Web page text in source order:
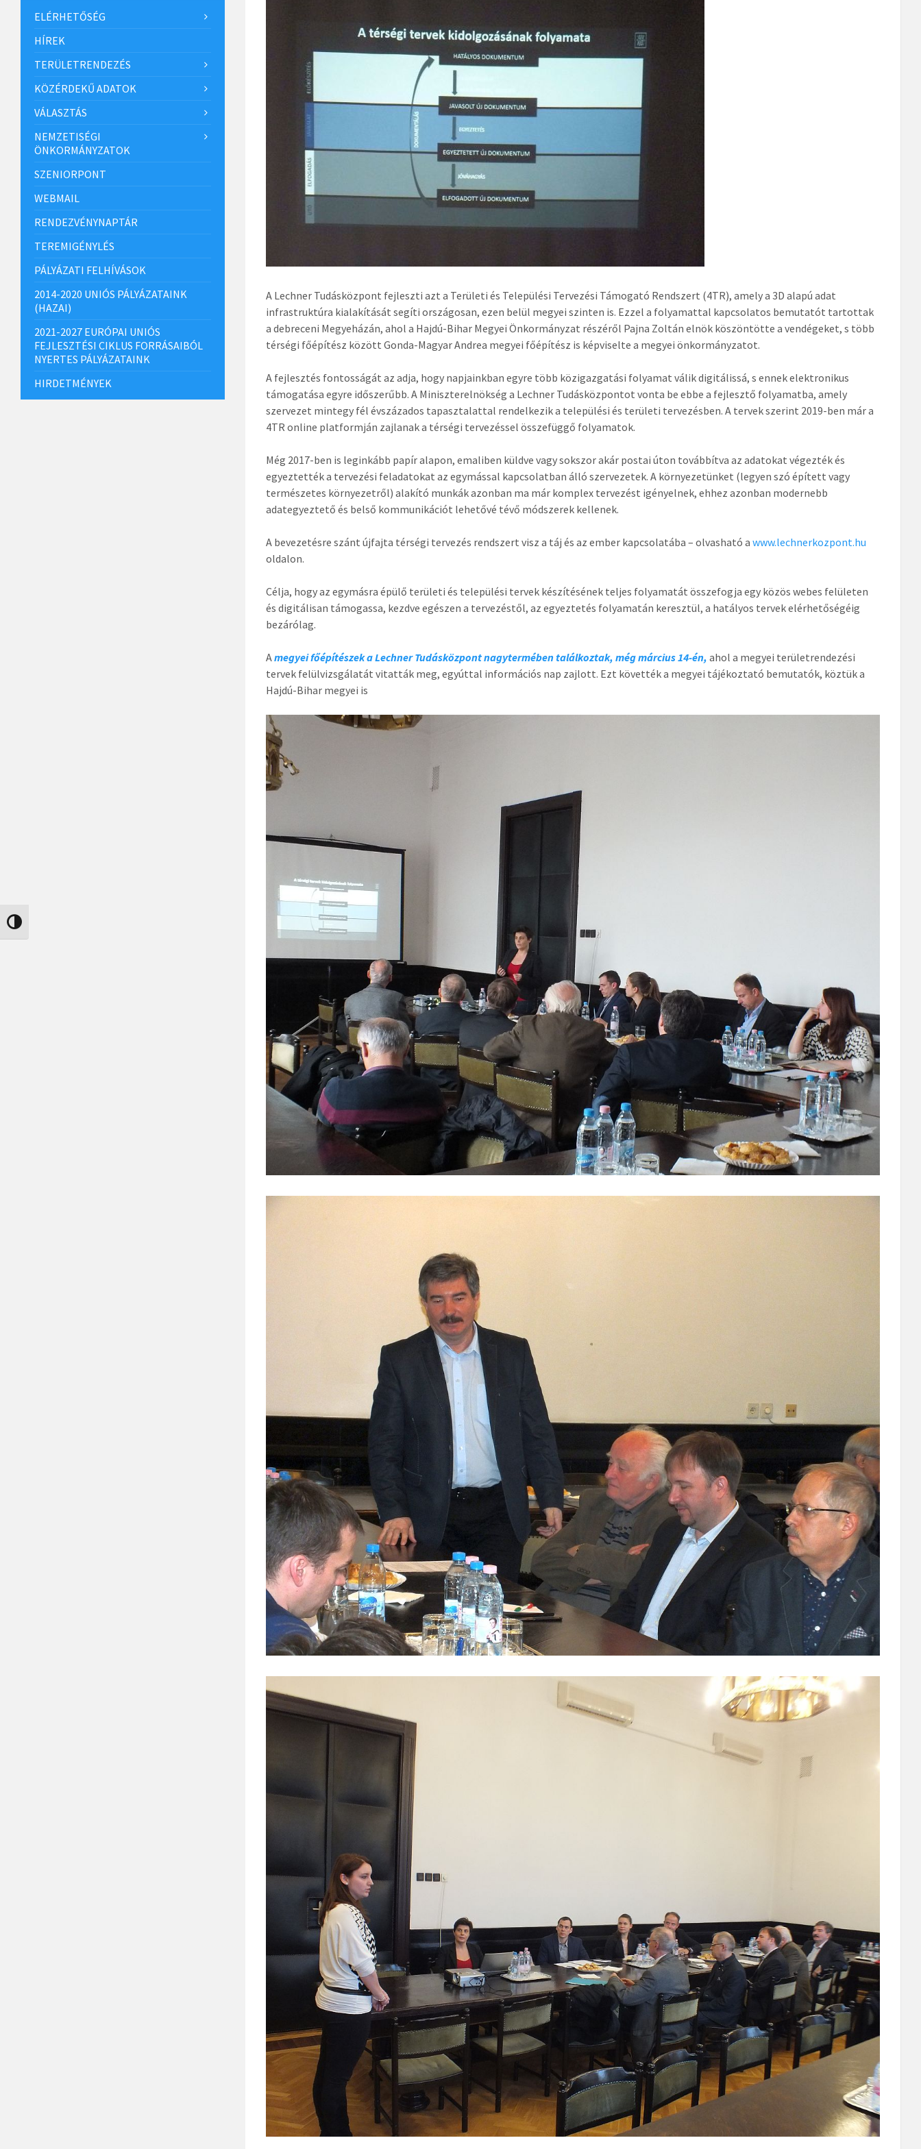
Nagy kontraszt váltása
A Lechner Tudásközpont fejleszti azt a Területi és Települési Tervezési Támogató Rendszert (4TR), amely a 3D alapú adat
infrastruktúra kialakítását segíti országosan, ezen belül megyei szinten is. Ezzel a folyamattal kapcsolatos bemutatót tartottak
a debreceni Megyeházán, ahol a Hajdú-Bihar Megyei Önkormányzat részéről Pajna Zoltán elnök köszöntötte a vendégeket, s több
térségi főépítész között Gonda-Magyar Andrea megyei főépítész is képviselte a megyei önkormányzatot.
A fejlesztés fontosságát az adja, hogy napjainkban egyre több közigazgatási folyamat válik digitálissá, s ennek elektronikus
támogatása egyre időszerűbb. A Miniszterelnökség a Lechner Tudásközpontot vonta be ebbe a fejlesztő folyamatba, amely
szervezet mintegy fél évszázados tapasztalattal rendelkezik a települési és területi tervezésben. A tervek szerint 2019-ben már a
4TR online platformján zajlanak a térségi tervezéssel összefüggő folyamatok.
Még 2017-ben is leginkább papír alapon, emaliben küldve vagy sokszor akár postai úton továbbítva az adatokat végezték és
egyeztették a tervezési feladatokat az egymással kapcsolatban álló szervezetek. A környezetünket (legyen szó épített vagy
természetes környezetről) alakító munkák azonban ma már komplex tervezést igényelnek, ehhez azonban modernebb
adategyeztető és belső kommunikációt lehetővé tévő módszerek kellenek.
A bevezetésre szánt újfajta térségi tervezés rendszert visz a táj és az ember kapcsolatába – olvasható awww.lechnerkozpont.hu
oldalon.
Célja, hogy az egymásra épülő területi és települési tervek készítésének teljes folyamatát összefogja egy közös webes felületen
és digitálisan támogassa, kezdve egészen a tervezéstől, az egyeztetés folyamatán keresztül, a hatályos tervek elérhetőségéig
bezárólag.
Amegyei főépítészek a Lechner Tudásközpont nagytermében találkoztak, még március 14-én, ahol a megyei területrendezési
tervek felülvizsgálatát vitatták meg, egyúttal információs nap zajlott. Ezt követték a megyei tájékoztató bemutatók, köztük a
Hajdú-Bihar megyei is
ELÉRHETŐSÉG
HÍREK
TERÜLETRENDEZÉS
KÖZÉRDEKŰ ADATOK
VÁLASZTÁS
NEMZETISÉGI
ÖNKORMÁNYZATOK
SZENIORPONT
WEBMAIL
RENDEZVÉNYNAPTÁR
TEREMIGÉNYLÉS
PÁLYÁZATI FELHÍVÁSOK
2014-2020 UNIÓS PÁLYÁZATAINK
(HAZAI)
2021-2027 EURÓPAI UNIÓS
FEJLESZTÉSI CIKLUS FORRÁSAIBÓL
NYERTES PÁLYÁZATAINK
HIRDETMÉNYEK